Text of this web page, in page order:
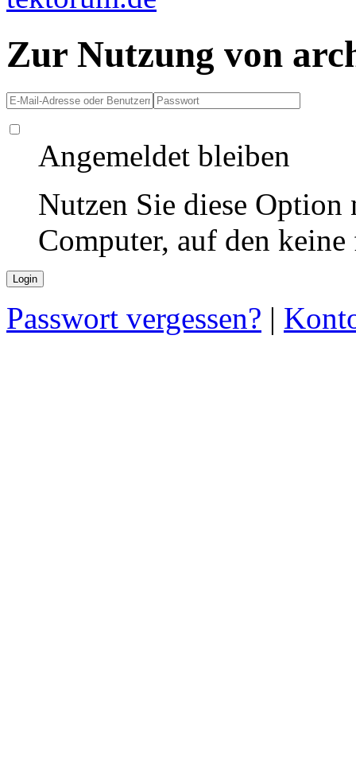
Zur Nutzung von
Angemeldet bleiben
Nutzen Sie diese
Computer, auf den
Passwort vergessen? |